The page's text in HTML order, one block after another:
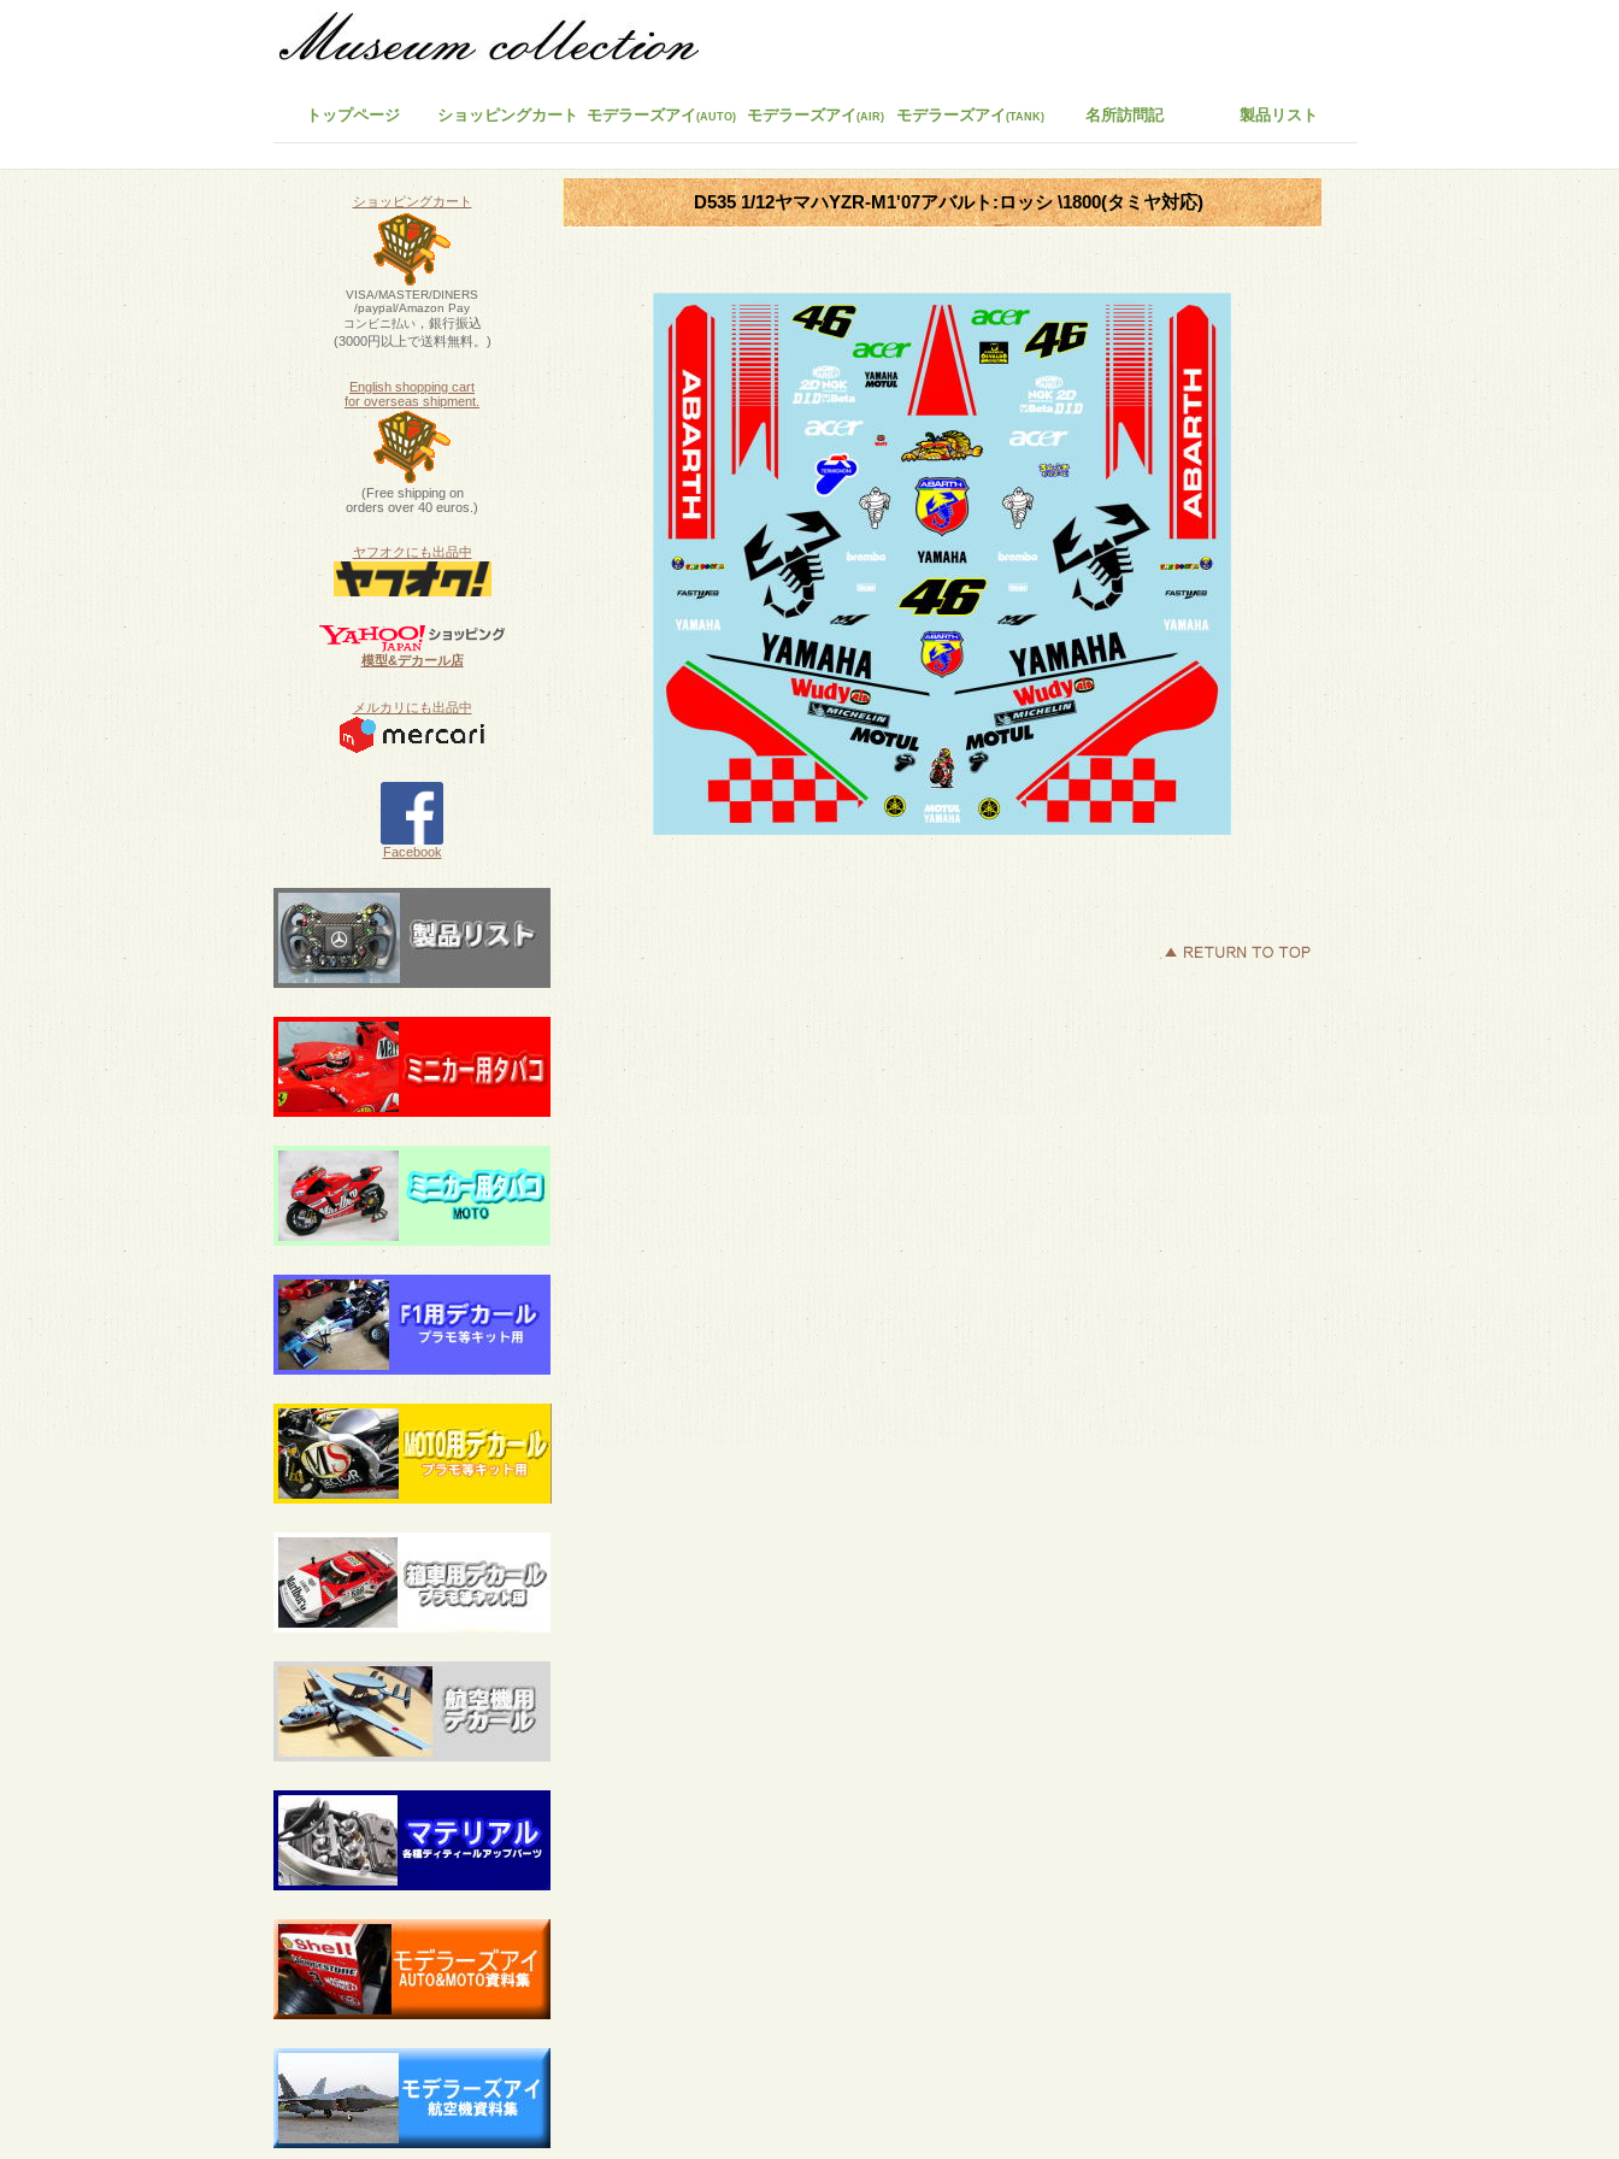
D535 1/12ヤマハYZR-M1'07アバルト:ロッシ \1800(タミヤ対応)
トップページ ショッピングカート モデラーズアイ(AUTO) モデラーズアイ(AIR) モデラーズアイ(TANK) 名所訪問記 製品リスト
ショッピングカート
VISA/MASTER/DINERS
/paypal/Amazon Pay
コンビニ払い，銀行振込
(3000円以上で送料無料。)
English shopping cart
for overseas shipment.
(Free shipping on
orders over 40 euros.)
ヤフオクにも出品中
模型&デカール店
メルカリにも出品中
Facebook